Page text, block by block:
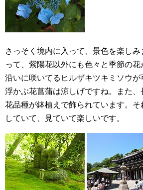
さっそく境内に入って、景色を楽し
って、紫陽花以外にも色々と季節の
沿いに咲いてるヒルザキツキミソウが
浮かぶ花菖蒲は涼しげですね。また
花品種が鉢植えで飾られています。
していて、見ていて楽しいです。